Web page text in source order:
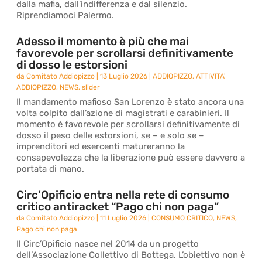
dalla mafia, dall’indifferenza e dal silenzio.
Riprendiamoci Palermo.
Adesso il momento è più che mai
favorevole per scrollarsi definitivamente
di dosso le estorsioni
daComitato Addiopizzo |13 Luglio 2026 |ADDIOPIZZO,ATTIVITA'
ADDIOPIZZO, NEWS,slider
Il mandamento mafioso San Lorenzo è stato ancora una
volta colpito dall’azione di magistrati e carabinieri. Il
momento è favorevole per scrollarsi definitivamente di
dosso il peso delle estorsioni, se – e solo se –
imprenditori ed esercenti matureranno la
consapevolezza che la liberazione può essere davvero a
portata di mano.
Circ’Opificio entra nella rete di consumo
critico antiracket “Pago chi non paga”
daComitato Addiopizzo |11 Luglio 2026 |CONSUMO CRITICO, NEWS,
Pago chi non paga
Il Circ’Opificio nasce nel 2014 da un progetto
dell’Associazione Collettivo di Bottega. L’obiettivo non è